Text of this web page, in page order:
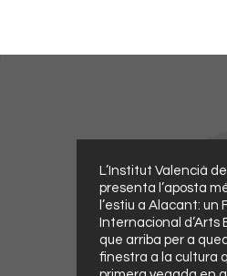
L’Institut Valencià
presenta l’aposta
l’estiu a Alacant: un
Internacional d’Arts
que arriba per a
finestra a la cultura